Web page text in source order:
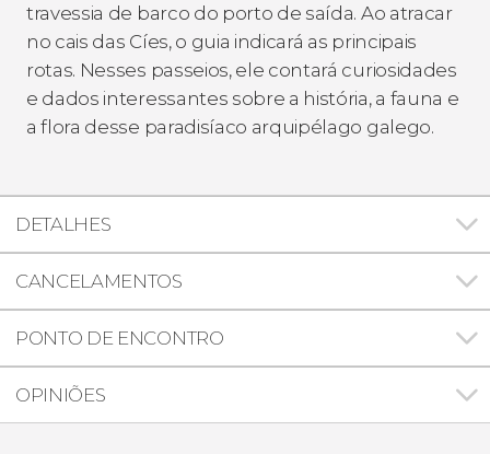
travessia de barco do porto de saída. Ao atracar
no cais das Cíes, o guia indicará as principais
rotas. Nesses passeios, ele contará curiosidades
e dados interessantes sobre a história, a fauna e
a flora desse paradisíaco arquipélago galego.
DETALHES
CANCELAMENTOS
PONTO DE ENCONTRO
OPINIÕES